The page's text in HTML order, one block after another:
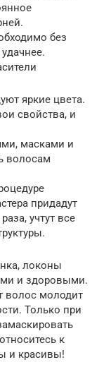
без
яркие цвета.
свойства, и
масками и
волосам
придадут
учтут все
локоны
и здоровыми.
волос молодит
Только при
к
и красивы!